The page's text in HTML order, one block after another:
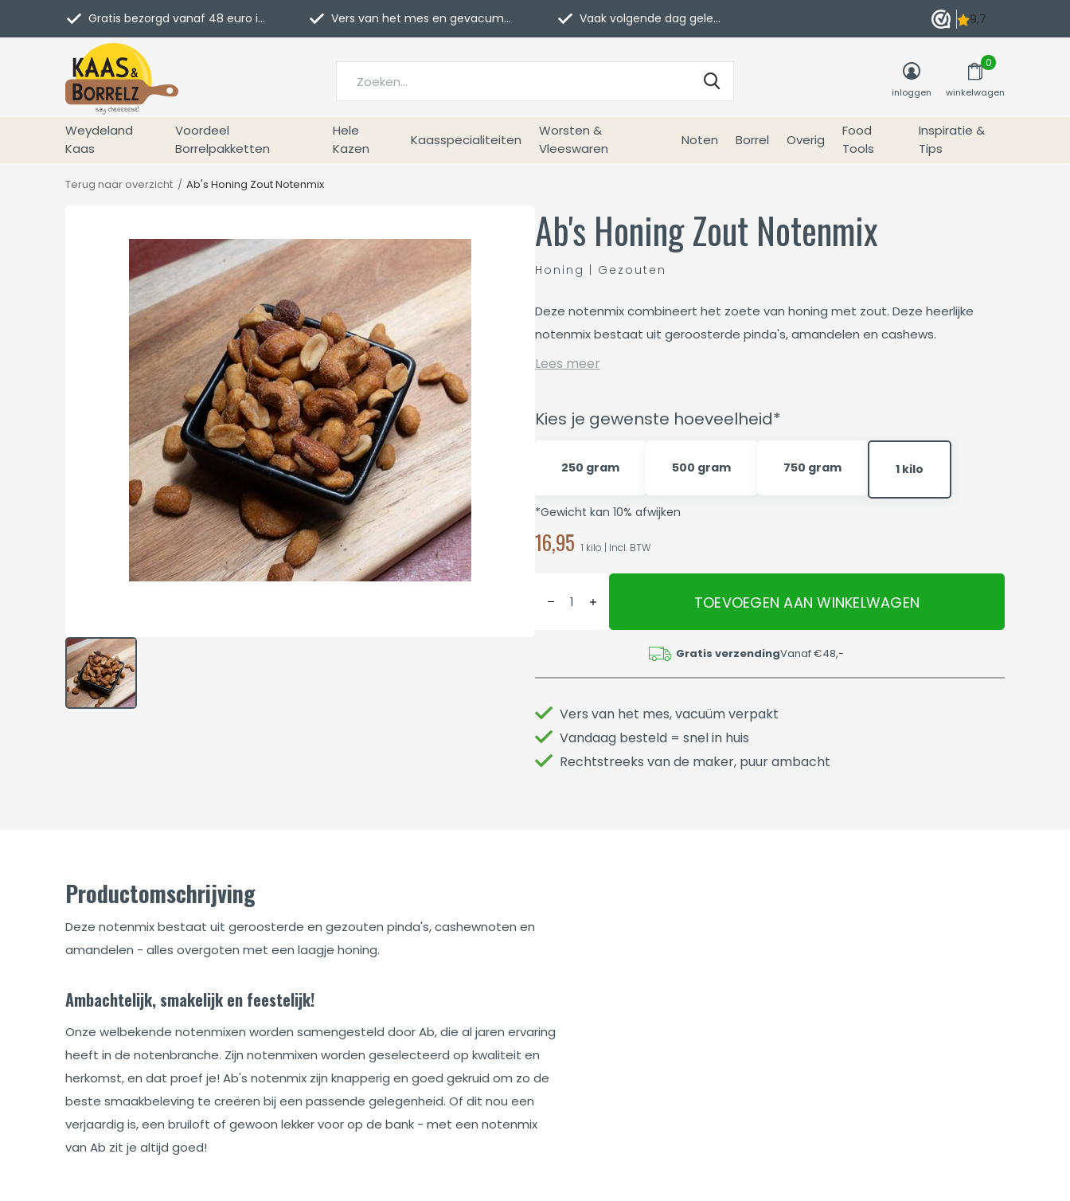
Weydeland
Kaas
Voordeel
Borrelpakketten
Hele
Kazen
Kaasspecialiteiten
Worsten &
Vleeswaren
Noten Borrel Overig
Food
Tools
Inspiratie &
Tips
inloggen winkelwagen
0
Gratis bezorgd vanaf 48 euro in NL Vers van het mes en gevacumeerd Vaak volgende dag geleverd
Terug naar overzicht Ab's Honing Zout Notenmix
Ab's Honing Zout Notenmix
Honing | Gezouten
Deze notenmix combineert het zoete van honing met zout. Deze heerlijke
notenmix bestaat uit geroosterde pinda's, amandelen en cashews.
Lees meer
Kies je gewenste hoeveelheid*
250 gram 500 gram 750 gram 1 kilo
*Gewicht kan 10% afwijken
16,95 1 kilo | Incl. BTW
TOEVOEGEN AAN WINKELWAGEN
Gratis verzendingVanaf €48,-
Vers van het mes, vacuüm verpakt
Vandaag besteld = snel in huis
Rechtstreeks van de maker, puur ambacht
Productomschrijving
Deze notenmix bestaat uit geroosterde en gezouten pinda's, cashewnoten en
amandelen - alles overgoten met een laagje honing.
Ambachtelijk, smakelijk en feestelijk!
Onze welbekende notenmixen worden samengesteld door Ab, die al jaren ervaring
heeft in de notenbranche. Zijn notenmixen worden geselecteerd op kwaliteit en
herkomst, en dat proef je! Ab's notenmix zijn knapperig en goed gekruid om zo de
beste smaakbeleving te creëren bij een passende gelegenheid. Of dit nou een
verjaardig is, een bruiloft of gewoon lekker voor op de bank - met een notenmix
van Ab zit je altijd goed!